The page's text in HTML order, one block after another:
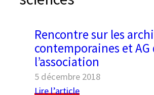
Rencontre sur les
contemporaines et AG
l’association
5 décembre 2018
Lire l’article: